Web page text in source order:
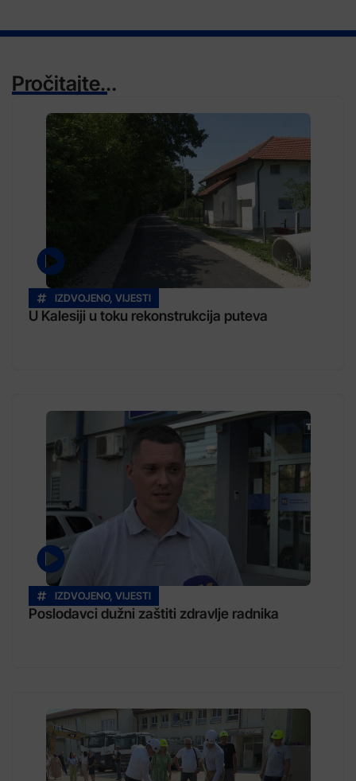
Pročitajte...
IZDVOJENO, VIJESTI
U Kalesiji u toku rekonstrukcija puteva
IZDVOJENO, VIJESTI
Poslodavci dužni zaštiti zdravlje radnika